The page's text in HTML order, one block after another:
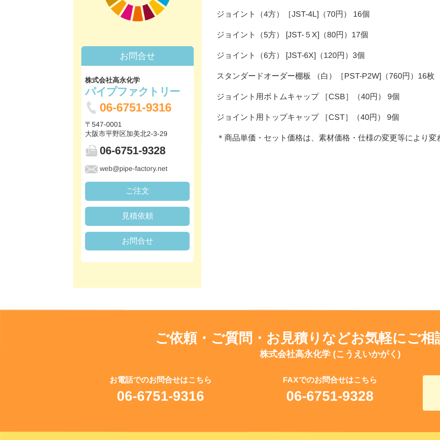
ジョイント（4方）［JST-4L]（70円） 16個
ジョイント（5方） [JST-５X]（80円）17個
ジョイント（6方） [JST-6X]（120円）3個
スタンダードオーダー棚板 （白）［PST-P2W]（760円）16枚
ジョイント用ボトムキャップ ［CSB］（40円） 9個
ジョイント用トップキャップ ［CST］（40円） 9個
＊商品単価・セット価格は、素材価格・仕様の変更等により変
お問合せ
株式会社高永化学
パイプファクトリー
06-6751-9316
〒547-0001
大阪市平野区加美北2-3-29
06-6751-9328
web@pipe-factory.net
ご注文
見積依頼
お問合せ
ご依頼・ご質問・お見積りなどお気軽にご相
株式会社高永化学 (こうえいかがく)
お電話でのお問合せはこちら
06-6751-9316
FAXでのお問合せはこちら
06-6751-9328